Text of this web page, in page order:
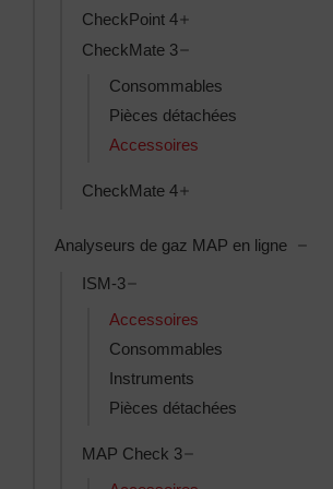
CheckPoint 4
Toggle
CheckMate 3
Toggle
Consommables
Pièces détachées
Accessoires
CheckMate 4
Analyseurs de gaz MAP en ligne
ISM-3
Accessoires
Consommables
Instruments
Pièces détachées
MAP Check 3